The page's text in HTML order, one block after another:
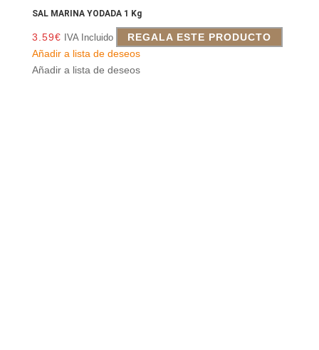
SAL MARINA YODADA 1 Kg
3.59€ IVA Incluido
REGALA ESTE PRODUCTO
Añadir a lista de deseos
Añadir a lista de deseos